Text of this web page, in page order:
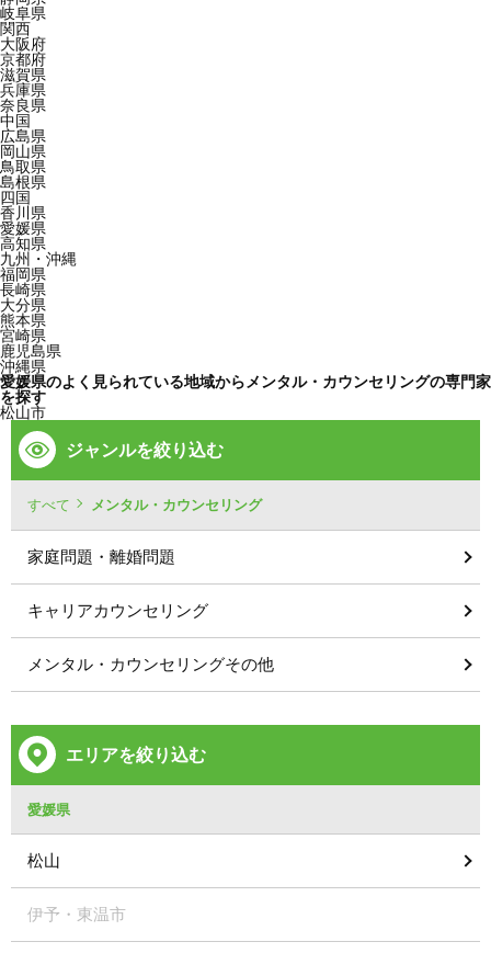
岐阜県
関西
大阪府
京都府
滋賀県
兵庫県
奈良県
中国
広島県
岡山県
鳥取県
島根県
四国
香川県
愛媛県
高知県
九州・沖縄
福岡県
長崎県
大分県
熊本県
宮崎県
鹿児島県
沖縄県
愛媛県のよく見られている地域からメンタル・カウンセリングの専門家
を探す
松山市
ジャンルを絞り込む
すべて メンタル・カウンセリング
家庭問題・離婚問題
キャリアカウンセリング
メンタル・カウンセリングその他
エリアを絞り込む
愛媛県
松山
伊予・東温市